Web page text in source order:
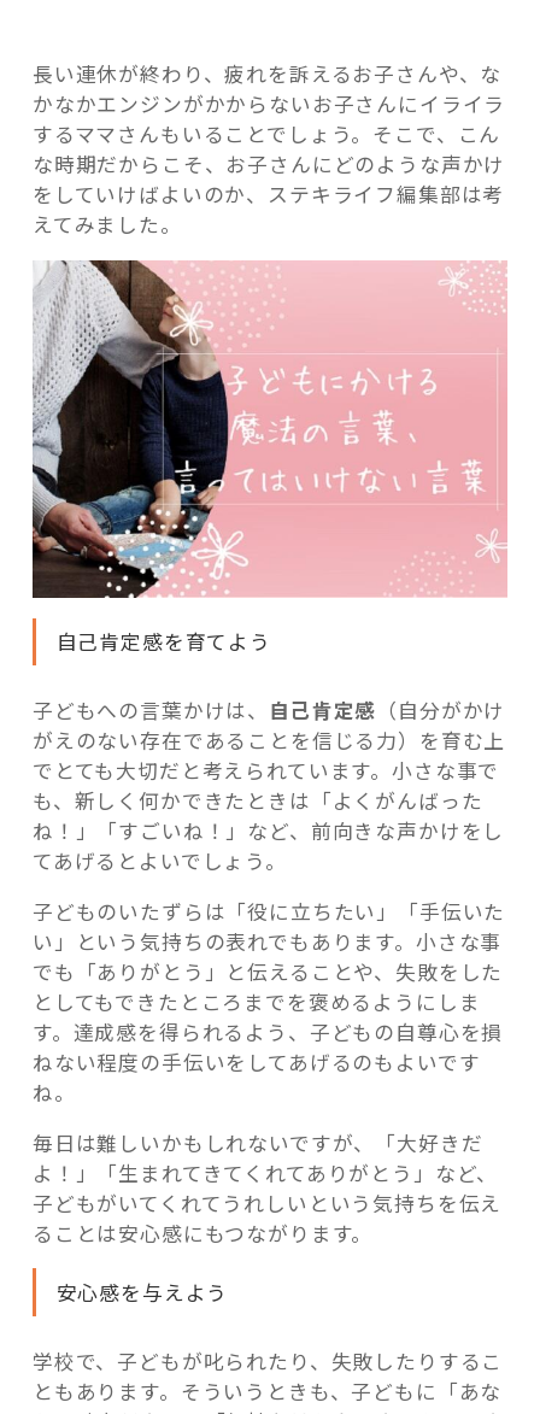
長い連休が終わり、疲れを訴えるお子さんや、な
かなかエンジンがかからないお子さんにイライラ
するママさんもいることでしょう。そこで、こん
な時期だからこそ、お子さんにどのような声かけ
をしていけばよいのか、ステキライフ編集部は考
えてみました。
自己肯定感を育てよう
子どもへの言葉かけは、 自己肯定感 （自分がかけ
がえのない存在であることを信じる力）を育む上
でとても大切だと考えられています。小さな事で
も、新しく何かできたときは「よくがんばった
ね！」「すごいね！」など、前向きな声かけをし
てあげるとよいでしょう。
子どものいたずらは「役に立ちたい」「手伝いた
い」という気持ちの表れでもあります。小さな事
でも「ありがとう」と伝えることや、失敗をした
としてもできたところまでを褒めるようにしま
す。達成感を得られるよう、子どもの自尊心を損
ねない程度の手伝いをしてあげるのもよいです
ね。
毎日は難しいかもしれないですが、「大好きだ
よ！」「生まれてきてくれてありがとう」など、
子どもがいてくれてうれしいという気持ちを伝え
ることは安心感にもつながります。
安心感を与えよう
学校で、子どもが叱られたり、失敗したりするこ
ともあります。そういうときも、子どもに「あな